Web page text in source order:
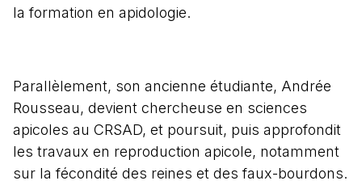
la formation en apidologie.
Parallèlement, son ancienne étudiante, Andrée
Rousseau, devient chercheuse en sciences
apicoles au CRSAD, et poursuit, puis approfondit
les travaux en reproduction apicole, notamment
sur la fécondité des reines et des faux-bourdons.